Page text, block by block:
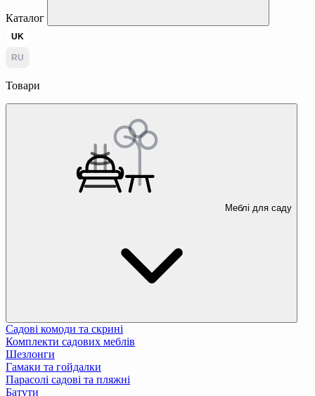
Каталог
UK
RU
Товари
Меблі для саду
Садові комоди та скрині
Комплекти садових меблів
Шезлонги
Гамаки та гойдалки
Парасолі садові та пляжні
Батути